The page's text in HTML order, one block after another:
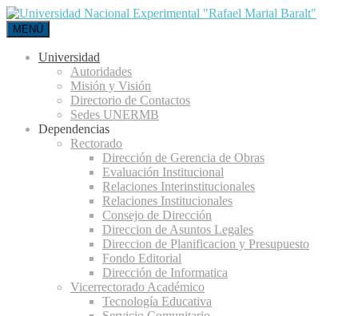
MENÚ
Universidad
Autoridades
Misión y Visión
Directorio de Contactos
Sedes UNERMB
Dependencias
Rectorado
Dirección de Gerencia de Obras
Evaluación Institucional
Relaciones Interinstitucionales
Relaciones Institucionales
Consejo de Dirección
Direccion de Asuntos Legales
Direccion de Planificacion y Presupuesto
Fondo Editorial
Dirección de Informatica
Vicerrectorado Académico
Tecnología Educativa